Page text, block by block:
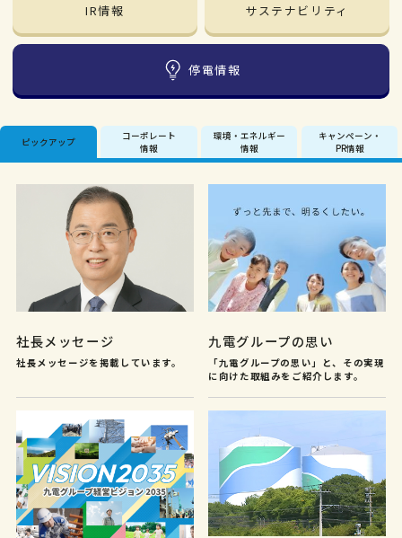
IR情報 サステナビリティ
停電情報
ピックアップ
コーポレート
情報
環境・エネルギー
情報
キャンペーン・
PR情報
社長メッセージ
社長メッセージを掲載しています。
九電グループの思い
「九電グループの思い」と、その実現
に向けた取組みをご紹介します。